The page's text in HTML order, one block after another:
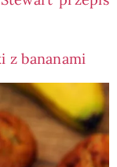
z bananami